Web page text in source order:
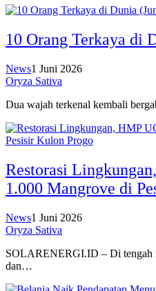
10 Orang Terkaya di
News1 Juni 2026
Oryza Sativa
Dua wajah terkenal kembali
Restorasi
1.000 Mangrove di
News1 Juni 2026
Oryza Sativa
SOLARENERGI.ID – Di tengah
dan…